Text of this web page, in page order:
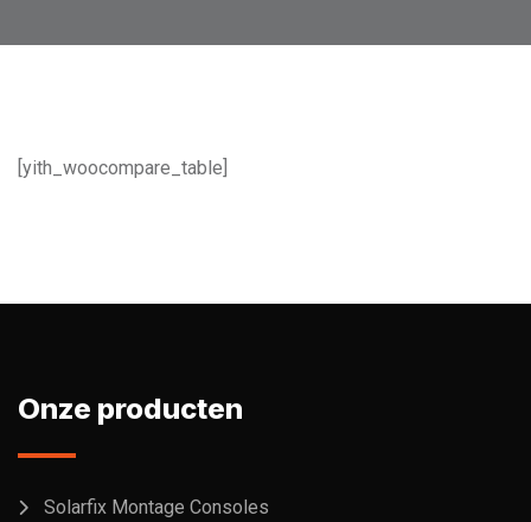
[yith_woocompare_table]
Onze producten
Solarfix Montage Consoles